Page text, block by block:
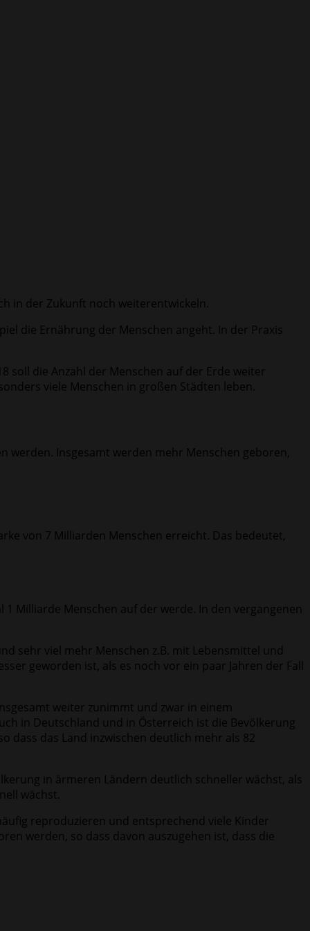
in der Zukunft noch weiterentwickeln.
die Ernährung der Menschen angeht. In der Praxis
soll die Anzahl der Menschen auf der Erde weiter
viele Menschen in großen Städten leben.
werden. Insgesamt werden mehr Menschen geboren,
von 7 Milliarden Menschen erreicht. Das bedeutet,
Milliarde Menschen auf der werde. In den vergangenen
sehr viel mehr Menschen z.B. mit Lebensmittel und
geworden ist, als es noch vor ein paar Jahren der Fall
weiter zunimmt und zwar in einem
in Deutschland und in Österreich ist die Bevölkerung
dass das Land inzwischen deutlich mehr als 82
in ärmeren Ländern deutlich schneller wächst, als
wächst.
reproduzieren und entsprechend viele Kinder
werden, so dass davon auszugehen ist, dass die